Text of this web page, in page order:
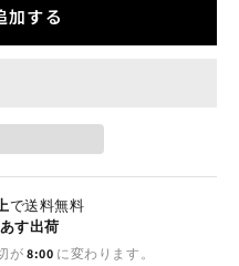
加する
で送料無料
あす出荷
が8:00 に変わります。